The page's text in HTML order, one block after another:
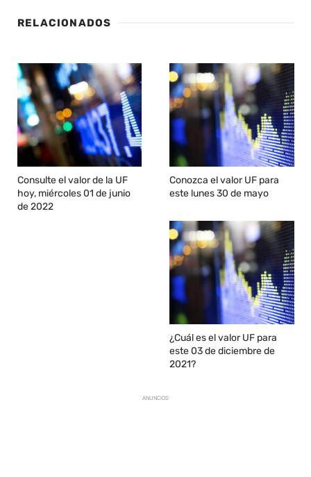
RELACIONADOS
Consulte el valor de la UF
hoy, miércoles 01 de junio
de 2022
Conozca el valor UF para
este lunes 30 de mayo
¿Cuál es el valor UF para
este 03 de diciembre de
2021?
ANUNCIOS